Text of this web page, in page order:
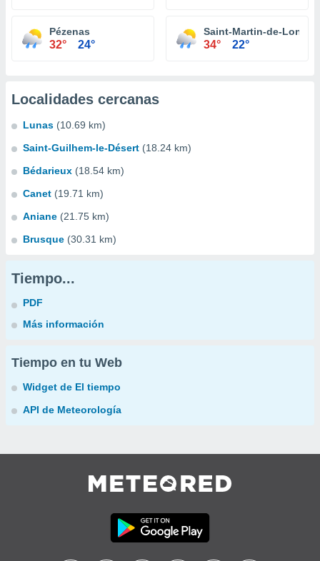
Pézenas
32° 24°
Saint-Martin-de-
34° 22°
Localidades cercanas
Lunas (10.69 km)
Saint-Guilhem-le-Désert (18.24 km)
Bédarieux (18.54 km)
Canet (19.71 km)
Aniane (21.75 km)
Brusque (30.31 km)
Tiempo...
PDF
Más información
Tiempo en tu Web
Widget de El tiempo
API de Meteorología